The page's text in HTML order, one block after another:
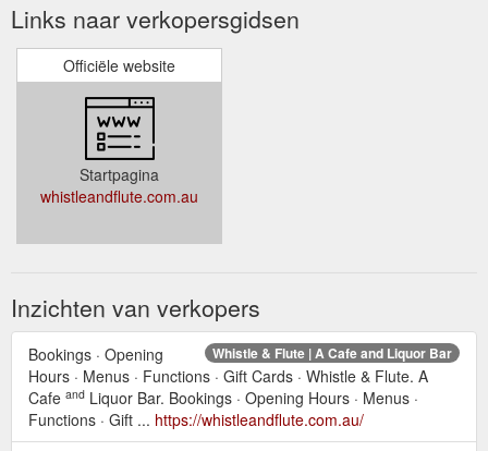
Links naar verkopersgidsen
Officiële website
Startpagina
whistleandflute.com.au
Inzichten van verkopers
Whistle & Flute | A Cafe and Liquor Bar
Bookings · Opening
Hours · Menus · Functions · Gift Cards · Whistle & Flute. A
Cafe and Liquor Bar. Bookings · Opening Hours · Menus ·
Functions · Gift ... https://whistleandflute.com.au/